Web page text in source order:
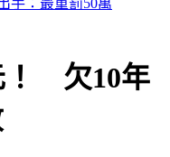
三方帳號收寄信
！ 欠10年